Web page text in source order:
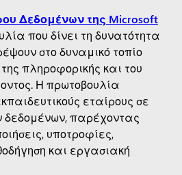
Δεδομένων της Microsoft
που δίνει τη δυνατότητα
στο δυναμικό τοπίο
πληροφορικής και του
Η πρωτοβουλία
εταίρους σε
δεδομένων, παρέχοντας
υποτροφίες,
και εργασιακή